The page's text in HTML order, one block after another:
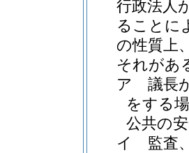
行政法人
ることに
の性質上
それがあ
ア
議長
をする
公共の
イ
監査